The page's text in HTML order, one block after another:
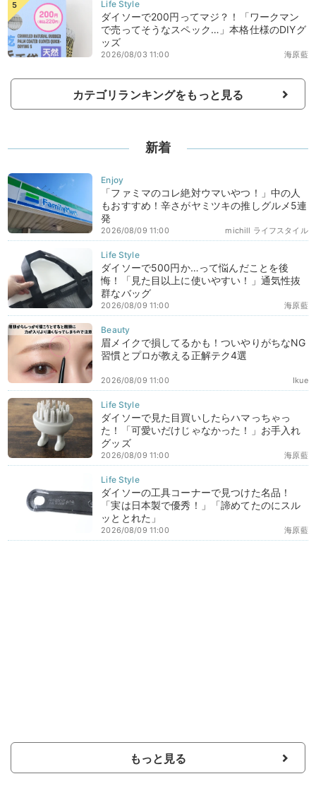
ダイソーで200円ってマジ？！「ワークマン
で売ってそうなスペック…」本格仕様のDIYグ
ッズ
海原藍
2026/08/03 11:00
カテゴリランキングをもっと見る
新着
「ファミマのコレ絶対ウマいやつ！」中の人
もおすすめ！辛さがヤミツキの推しグルメ5連
発
michill ライフスタイル
2026/08/09 11:00
ダイソーで500円か…って悩んだことを後
悔！「見た目以上に使いやすい！」通気性抜
群なバッグ
海原藍
2026/08/09 11:00
眉メイクで損してるかも！ついやりがちなNG
習慣とプロが教える正解テク4選
Ikue
2026/08/09 11:00
ダイソーで見た目買いしたらハマっちゃっ
た！「可愛いだけじゃなかった！」お手入れ
グッズ
海原藍
2026/08/09 11:00
ダイソーの工具コーナーで見つけた名品！
「実は日本製で優秀！」「諦めてたのにスル
ッととれた」
海原藍
2026/08/09 11:00
もっと見る